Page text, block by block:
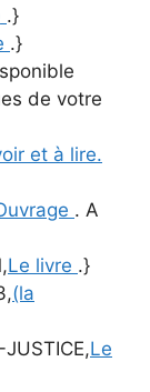
.}
.}
de votre
et à lire.
. A
Le livre .}
(la
Le